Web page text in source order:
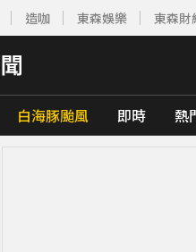
造咖 東森娛樂 東森財
白海豚颱風 即時 熱